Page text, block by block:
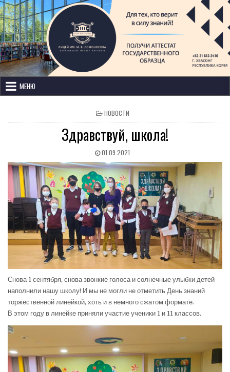
Лицей имени М. В. Ломоносова
с изучением иностранных языков
МЕНЮ
НОВОСТИ
Здравствуй, школа!
01.09.2021
Снова 1 сентября, снова звонкие голоса и солнечные улыбки детей
наполнили нашу школу! И мы не могли не отметить День знаний
торжественной линейкой, хоть и в немного сжатом формате.
В этом году в линейке приняли участие ученики 1 и 11 классов.